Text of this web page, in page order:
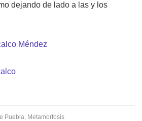
dejando de lado a las y los
Méndez
Puebla, Metamorfosis